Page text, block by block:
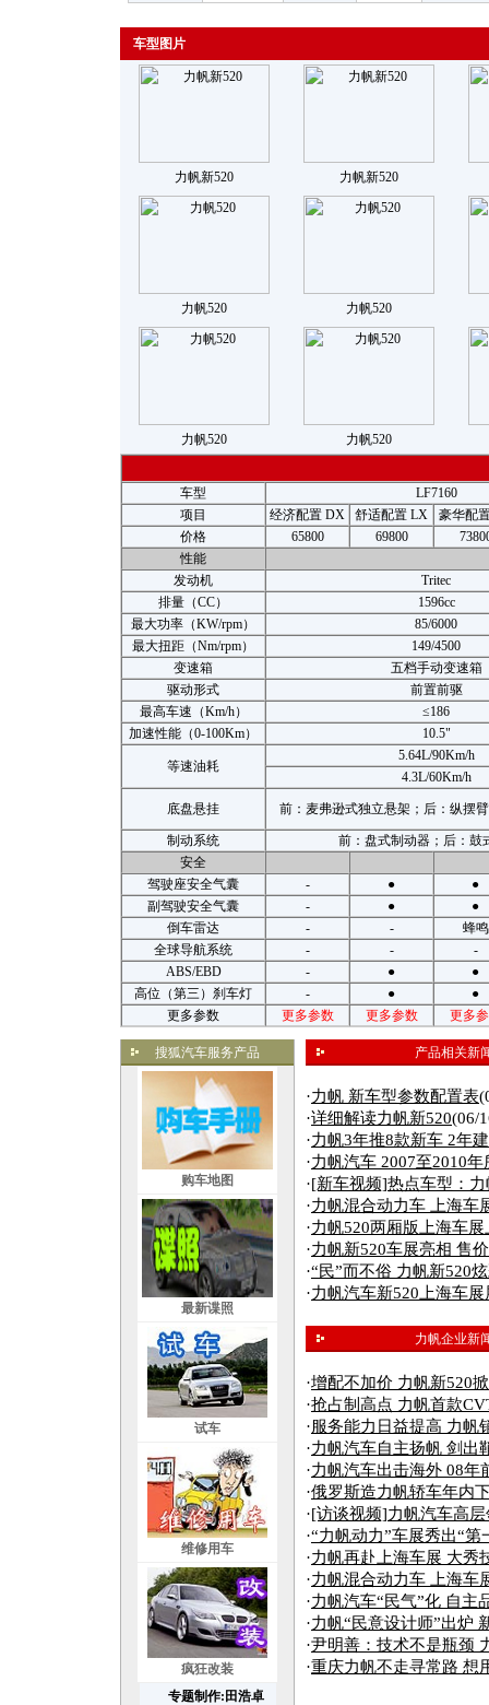
车型图片
力帆新520 力帆新520
力帆520 力帆520
力帆520
力帆520
车型
LF7160
项目
经济配置 DX 舒适配置 LX
豪华配
价格
65800 69800
性能
发动机
Tritec
排量（CC）
1596cc
最大功率（KW/rpm）
85/6000
最大扭距（Nm/rpm）
149/4500
变速箱
五档手动变速箱
驱动形式
前置前驱
最高车速（Km/h）
≤186
加速性能（0-100Km）
10.5"
等速油耗
5.64L/90Km/h
4.3L/60Km/h
底盘悬挂 前：麦弗逊式独立悬架；后：纵摆
制动系统
前：盘式制动器；后：鼓
安全
驾驶座安全气囊
- ●
●
副驾驶安全气囊
- ●
●
倒车雷达
- -
蜂鸣
全球导航系统
- -
-
ABS/EBD
- ●
●
高位（第三）刹车灯
- ●
●
更多参数
更多参数 更多参数 更多
搜狐汽车服务产品
购车地图
最新谍照
试车
维修用车
疯狂改装
专题制作:田浩卓
产品相关新
·力帆 新车型参数配置表
·详细解读力帆新520(06/
·力帆3年推8款新车 2年
·力帆汽车 2007至2010
·[新车视频]热点车型：力
·力帆混合动力车 上海车
·力帆520两厢版上海车
·力帆新520车展亮相 售
·“民”而不俗 力帆新520
·力帆汽车新520上海车展
力帆企业新
·增配不加价 力帆新520
·抢占制高点 力帆首款
· 服务能力日益提高 力帆
·力帆汽车自主扬帆 剑出
·力帆汽车出击海外 08年
·俄罗斯造力帆轿车年内
·[访谈视频]力帆汽车高
·“力帆动力”车展秀出“第
·力帆再赴上海车展 大秀
·力帆混合动力车 上海车
·力帆汽车“民气”化 自主
·力帆“民意设计师”出炉
·尹明善：技术不是瓶颈
·重庆力帆不走寻常路 想